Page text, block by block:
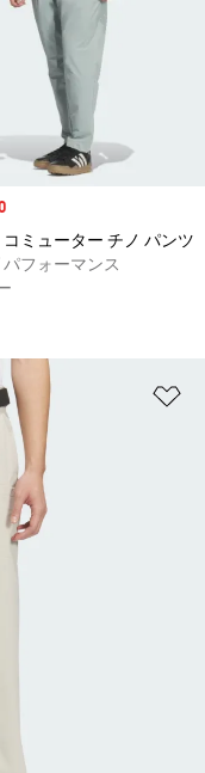
格
コミューター チノ パンツ
パフォーマンス